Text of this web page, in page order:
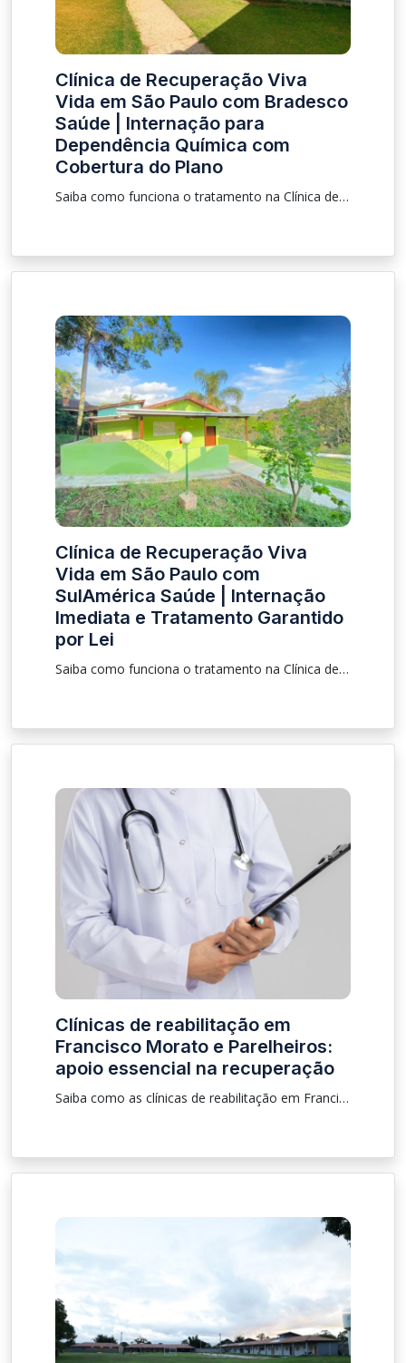
Clínica de Recuperação Viva
Vida em São Paulo com Bradesco
Saúde | Internação para
Dependência Química com
Cobertura do Plano
Saiba como funciona o tratamento na Clínica de Recuperação Viva Vida em São Paulo com convênio Bradesco Saúde, modalidades de internação, cobertura do plano e apoio especializado para dependência química.
Clínica de Recuperação Viva
Vida em São Paulo com
SulAmérica Saúde | Internação
Imediata e Tratamento Garantido
por Lei
Saiba como funciona o tratamento na Clínica de Recuperação Viva Vida em São Paulo com convênio SulAmérica Saúde, tipos de internação e direitos em caso de negativa do plano.
Clínicas de reabilitação em
Francisco Morato e Parelheiros:
apoio essencial na recuperação
Saiba como as clínicas de reabilitação em Francisco Morato e Parelheiros ajudam no tratamento da dependência química com suporte especializado.